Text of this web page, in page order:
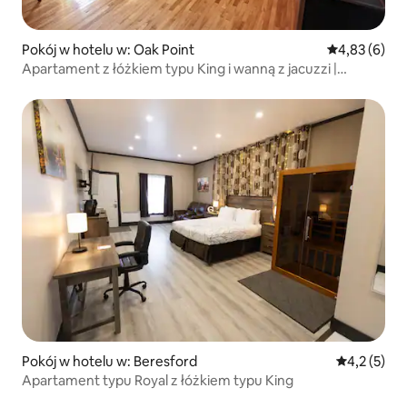
Pokój w hotelu w: Oak Point Średnia
4,83 (6)
Apartament z łóżkiem typu King i wanną z jacuzzi |
Pokój w hotelu w: Beresford Średnia
4,2 (5)
Apartament typu Royal z łóżkiem typu King